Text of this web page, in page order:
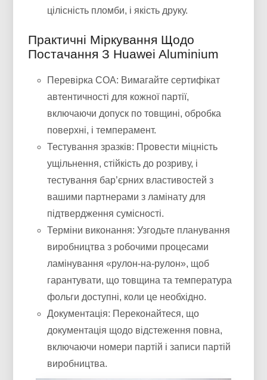
цілісність пломби, і якість друку.
Практичні Міркування Щодо
Постачання З Huawei Aluminium
Перевірка COA: Вимагайте сертифікат
автентичності для кожної партії,
включаючи допуск по товщині, обробка
поверхні, і темперамент.
Тестування зразків: Провести міцність
ущільнення, стійкість до розриву, і
тестування бар’єрних властивостей з
вашими партнерами з ламінату для
підтвердження сумісності.
Терміни виконання: Узгодьте планування
виробництва з робочими процесами
ламінування «рулон-на-рулон», щоб
гарантувати, що товщина та температура
фольги доступні, коли це необхідно.
Документація: Переконайтеся, що
документація щодо відстеження повна,
включаючи номери партій і записи партій
виробництва.